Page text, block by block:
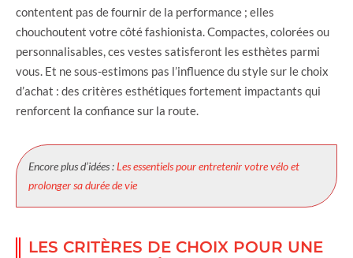
contentent pas de fournir de la performance ; elles
chouchoutent votre côté fashionista. Compactes, colorées ou
personnalisables, ces vestes satisferont les esthètes parmi
vous. Et ne sous-estimons pas l’influence du style sur le choix
d’achat : des critères esthétiques fortement impactants qui
renforcent la confiance sur la route.
Encore plus d’idées :Les essentiels pour entretenir votre vélo et
prolonger sa durée de vie
LES CRITÈRES DE CHOIX POUR UNE